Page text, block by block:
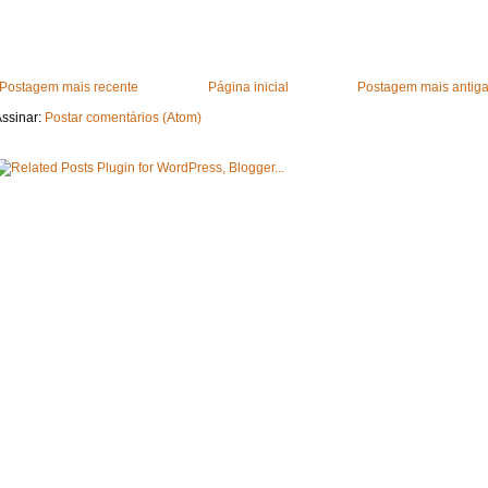
Postagem mais recente Postagem mais antiga
Página inicial
Postar comentários (Atom)